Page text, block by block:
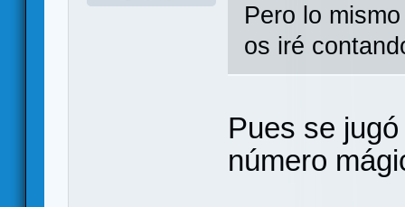
Pero lo
os iré
Pues se
número